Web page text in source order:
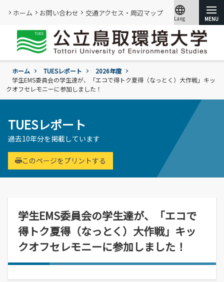
ホーム お問い合わせ 交通アクセス・周辺マップ language
Lang
文字サイズ 小
大学紹介
基本情報
情報公開・外部評価
組織･規程
教員・研究者一覧
公募情報
施設・学外拠点
国際交流センター
情報メディアセンター(図書館)のご案内
です。
公立鳥取環境大学の研究・附属機関のご
紹介です。
学年暦
成績評価・卒業認定・学位
証明書の発行
環境学部
環境学科
地域と関りながら環境問題に取り組む
経営学部
経営学科
企業や地域で活躍できる人材を育成
入試
入試過去問題の公開
進学説明会【高校教員対象】
入学を決めた理由(先輩の声)
令和9年度入試
オープンキャンパス
学生生活
通学等
学校学生生徒旅客運賃割引証(学割証)
保険について
学生生活サポート(相談、健康管理)
委員会、クラブ・サークル活動
各団体の活動を紹介します。
就職活動について
就職･進学実績
訪問者別
受験生
ホーム TUESレポート
2026年度
学生EMS委員会の学生達が、「エコで得トク夏得（なっとく）大作戦」キッ
クオフセレモニーに参加しました！
TUESレポート
過去10年分を掲載しています
このページをプリントする
学生EMS委員会の学生達が、「エコで
得トク夏得（なっとく）大作戦」キッ
クオフセレモニーに参加しました！